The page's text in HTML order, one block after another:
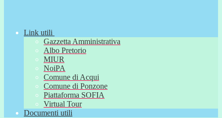
Link utili
Gazzetta Amministrativa
Albo Pretorio
MIUR
NoiPA
Comune di Acqui
Comune di Ponzone
Piattaforma SOFIA
Virtual Tour
Documenti utili